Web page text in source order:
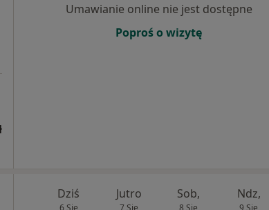
Umawianie online nie jest dostępne
Poproś o wizytę
Dziś
6 Sie
Jutro
7 Sie
Sob,
8 Sie
Ndz,
9 Sie